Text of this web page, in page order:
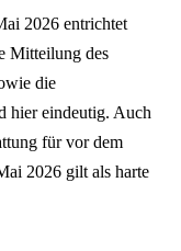
2026 entrichtet
Mitteilung des
die
hier eindeutig. Auch
für vor dem
2026 gilt als harte